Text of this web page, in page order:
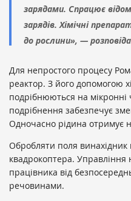
зарядами. Спрацює
зарядів. Хімічні
до рослини», —
Для непростого процесу
реактор. З його допомогою
подрібнюються на мікронні
подрібнення забезпечує
Одночасно рідина отримує
Обробляти поля винахідник
квадрокоптера. Управління
працівника від
речовинами.